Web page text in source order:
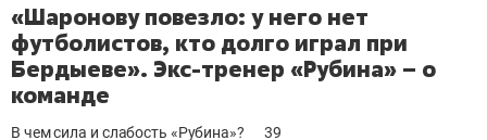
«Шаронову повезло: у него нет
футболистов, кто долго играл при
Бердыеве». Экс-тренер «Рубина» – о
команде
В чем сила и слабость «Рубина»? 39